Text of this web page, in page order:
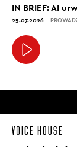
IN BRIEF: AI
25.07.2026